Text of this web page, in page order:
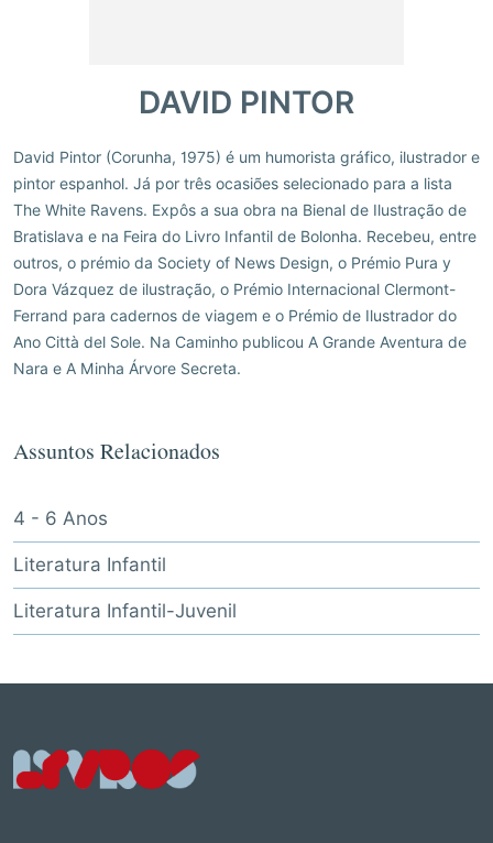
DAVID PINTOR
David Pintor (Corunha, 1975) é um humorista gráfico, ilustrador e
pintor espanhol. Já por três ocasiões selecionado para a lista
The White Ravens. Expôs a sua obra na Bienal de Ilustração de
Bratislava e na Feira do Livro Infantil de Bolonha. Recebeu, entre
outros, o prémio da Society of News Design, o Prémio Pura y
Dora Vázquez de ilustração, o Prémio Internacional Clermont-
Ferrand para cadernos de viagem e o Prémio de Ilustrador do
Ano Città del Sole. Na Caminho publicou A Grande Aventura de
Nara e A Minha Árvore Secreta.
Assuntos Relacionados
4 - 6 Anos
Literatura Infantil
Literatura Infantil-Juvenil